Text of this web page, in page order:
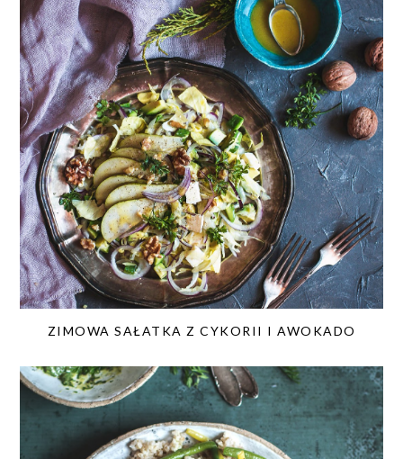
ZIMOWA SAŁATKA Z CYKORII I AWOKADO